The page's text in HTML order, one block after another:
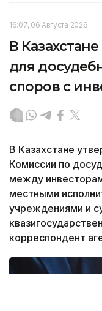
16:07, 06 Августа 2026
В
для
споров с
В Казахстане
Комиссии по
между
местными
учреждениями и
корреспондент